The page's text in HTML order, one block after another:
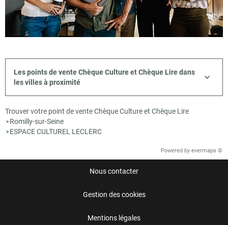
Les points de vente Chèque Culture et Chèque Lire dans
les villes à proximité
Trouver votre point de vente Chèque Culture et Chèque Lire
> Romilly-sur-Seine
> ESPACE CULTUREL LECLERC
Powered by evermaps ©
Nous contacter
Gestion des cookies
Mentions légales